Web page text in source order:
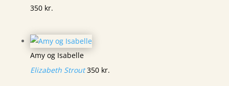
350 kr.
Amy og Isabelle
Elizabeth Strout350 kr.